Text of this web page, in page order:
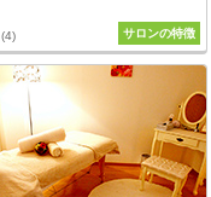
(4) サロンの特徴